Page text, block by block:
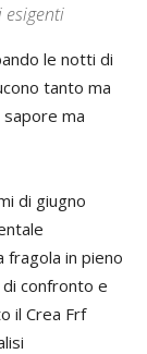
esigenti
le notti di
tanto ma
ma
di giugno
fragola in pieno
confronto e
il Crea Frf